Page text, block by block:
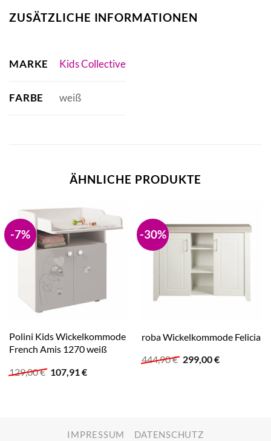
ZUSÄTZLICHE INFORMATIONEN
MARKE Kids Collective
FARBE weiß
ÄHNLICHE PRODUKTE
-7%
Polini Kids Wickelkommode
French Amis 1270 weiß
129,00€ Ursprünglicher
Preis
107,91 €Aktueller
-30%
roba Wickelkommode Felicia
444,90€ Ursprünglicher
299,00€Aktueller
IMPRESSUM DATENSCHUTZ